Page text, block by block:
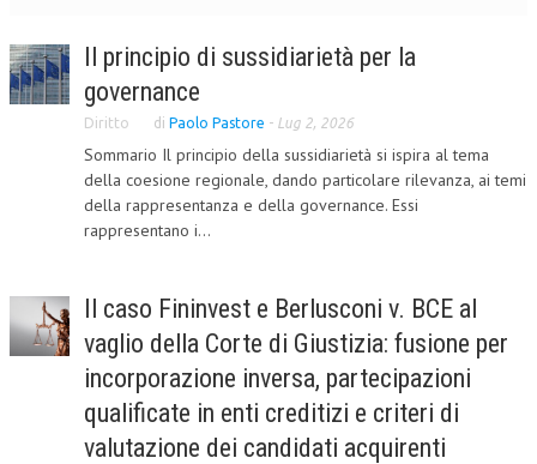
CENTRO STUDI
ATTO COSTITUTIVO E STATUTO
OBIETTIVI
DIREZIONE SCIENTIFICA
CORSI CE.S.E.D.
ARCHIVIO CORSI 2015
DIVENTA SOCIO
BROCHURE CE.S.E.D.
Il principio di sussidiarietà per la
governance
Diritto di Paolo Pastore - Lug 2, 2026
Sommario Il principio della sussidiarietà si ispira al tema
della coesione regionale, dando particolare rilevanza, ai temi
della rappresentanza e della governance. Essi
rappresentano i...
Il caso Fininvest e Berlusconi v. BCE al
vaglio della Corte di Giustizia: fusione per
incorporazione inversa, partecipazioni
qualificate in enti creditizi e criteri di
valutazione dei candidati acquirenti